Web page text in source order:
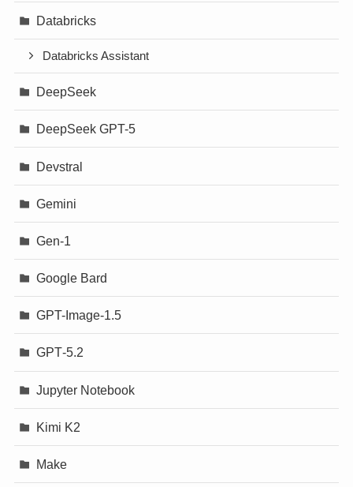
Databricks
Databricks Assistant
DeepSeek
DeepSeek GPT-5
Devstral
Gemini
Gen-1
Google Bard
GPT-Image-1.5
GPT‐5.2
Jupyter Notebook
Kimi K2
Make